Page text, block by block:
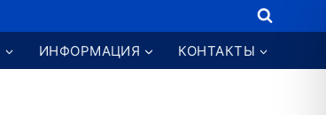
ИНФОРМАЦИЯ КОНТАКТЫ